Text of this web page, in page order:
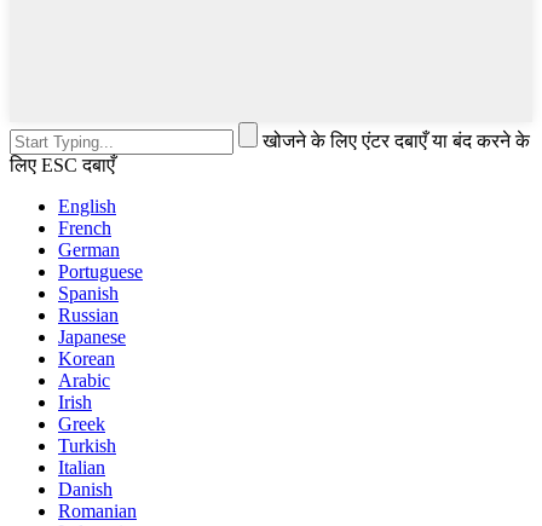
खोजने के लिए एंटर दबाएँ या बंद करने के
लिए ESC दबाएँ
English
French
German
Portuguese
Spanish
Russian
Japanese
Korean
Arabic
Irish
Greek
Turkish
Italian
Danish
Romanian